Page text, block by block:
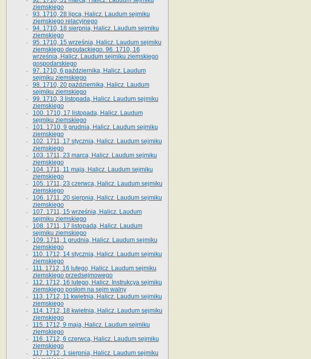
ziemskiego
93. 1710, 28 lipca, Halicz. Laudum sejmiku
ziemskiego relacyjnego
94. 1710, 18 sierpnia, Halicz. Laudum sejmiku
ziemskiego
95. 1710, 15 września, Halicz. Laudum sejmiku
ziemskiego deputackiego. 96. 1710, 16
września, Halicz. Laudum sejmiku ziemskiego
gospodarskiego
97. 1710, 6 października, Halicz. Laudum
sejmiku ziemskiego
98. 1710, 20 października, Halicz. Laudum
sejmiku ziemskiego
99. 1710, 3 listopada, Halicz. Laudum sejmiku
ziemskiego
100. 1710, 17 listopada, Halicz. Laudum
sejmiku ziemskiego
101. 1710, 9 grudnia, Halicz. Laudum sejmiku
ziemskiego
102. 1711, 17 stycznia, Halicz. Laudum sejmiku
ziemskiego
103. 1711, 23 marca, Halicz. Laudum sejmiku
ziemskiego
104. 1711, 11 maja, Halicz. Laudum sejmiku
ziemskiego
105. 1711, 23 czerwca, Halicz. Laudum sejmiku
ziemskiego
106. 1711, 20 sierpnia, Halicz. Laudum sejmiku
ziemskiego
107. 1711, 15 września, Halicz. Laudum
sejmiku ziemskiego
108. 1711, 17 listopada, Halicz. Laudum
sejmiku ziemskiego
109. 1711, 1 grudnia, Halicz. Laudum sejmiku
ziemskiego
110. 1712, 14 stycznia, Halicz. Laudum sejmiku
ziemskiego
111. 1712, 16 lutego, Halicz. Laudum sejmiku
ziemskiego przedsejmowego
112. 1712, 16 lutego, Halicz. Instrukcya sejmiku
ziemskiego posłom na sejm walny
113. 1712, 11 kwietnia, Halicz. Laudum sejmiku
ziemskiego
114. 1712, 18 kwietnia, Halicz. Laudum sejmiku
ziemskiego
115. 1712, 9 maja, Halicz. Laudum sejmiku
ziemskiego
116. 1712, 6 czerwca, Halicz. Laudum sejmiku
ziemskiego
117. 1712, 1 sierpnia, Halicz. Laudum sejmiku